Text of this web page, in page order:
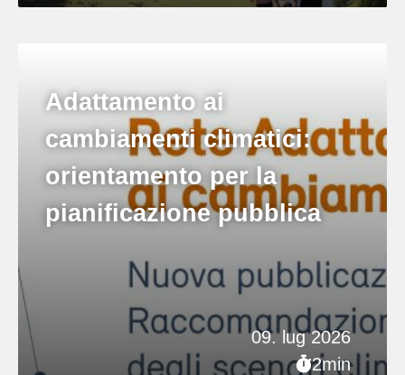
09. lug 2026
2min
Adattamento ai
cambiamenti climatici:
orientamento per la
pianificazione pubblica